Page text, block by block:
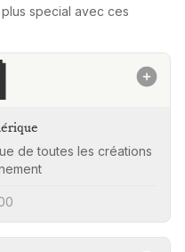
special avec ces
de toutes les créations